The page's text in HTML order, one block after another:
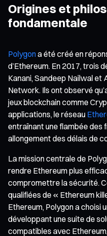
Origines et
fondamentale
Polygona été créé en
d’Ethereum. En 2017, trois
Kanani, Sandeep Nailwal
Network. Ils ont observé
jeux blockchain comme
applications, le réseau
entraînant une flambée des
allongement des délais de
La mission centrale de
rendre Ethereum plus
compromettre la sécurité.
qualifiées de « Ethereum
Ethereum, Polygon a choisi
développant une suite de
compatibles avec